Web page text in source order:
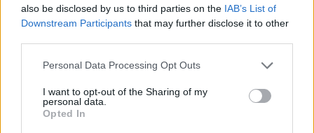
also be disclosed by us to third parties on the IAB’s List of
Downstream Participants that may further disclose it to other
Personal Data Processing Opt Outs
I want to opt-out of the Sharing of my
personal data.
Opted In
Adatvédelmi tájékoztató
Cookie-kezelési tájékoztató
Nyomtatott lapjaink archívuma
Médiaajánlat